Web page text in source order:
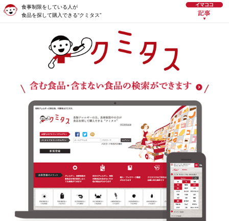
食事制限をしている人が
食品を探して購入できる“クミタス”